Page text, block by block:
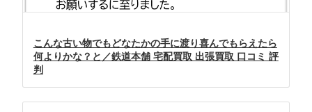
こんな古い物でもどなたかの手に渡り喜んでもらえたら
何よりかな？と／鉄道本舗 宅配買取 出張買取 口コミ 評
判